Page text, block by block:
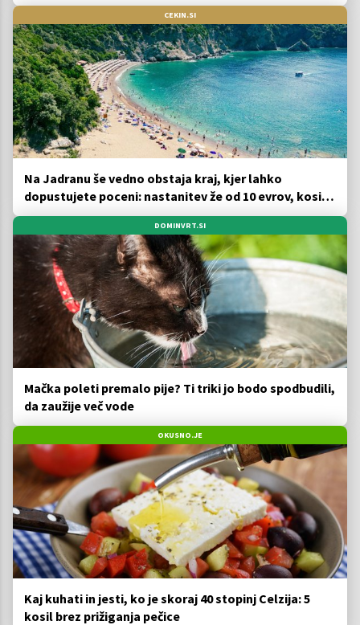
CEKIN.SI
Na Jadranu še vedno obstaja kraj, kjer lahko
dopustujete poceni: nastanitev že od 10 evrov, kosilo
za pet evrov
DOMINVRT.SI
Mačka poleti premalo pije? Ti triki jo bodo spodbudili,
da zaužije več vode
OKUSNO.JE
Kaj kuhati in jesti, ko je skoraj 40 stopinj Celzija: 5
kosil brez prižiganja pečice